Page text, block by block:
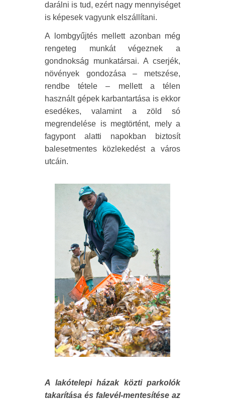
darálni is tud, ezért nagy mennyiséget
is képesek vagyunk elszállítani.
A lombgyűjtés mellett azonban még
rengeteg munkát végeznek a
gondnokság munkatársai. A cserjék,
növények gondozása – metszése,
rendbe tétele – mellett a télen
használt gépek karbantartása is ekkor
esedékes, valamint a zöld só
megrendelése is megtörtént, mely a
fagypont alatti napokban biztosít
balesetmentes közlekedést a város
utcáin.
A lakótelepi házak közti parkolók
takarítása és falevél-mentesítése az